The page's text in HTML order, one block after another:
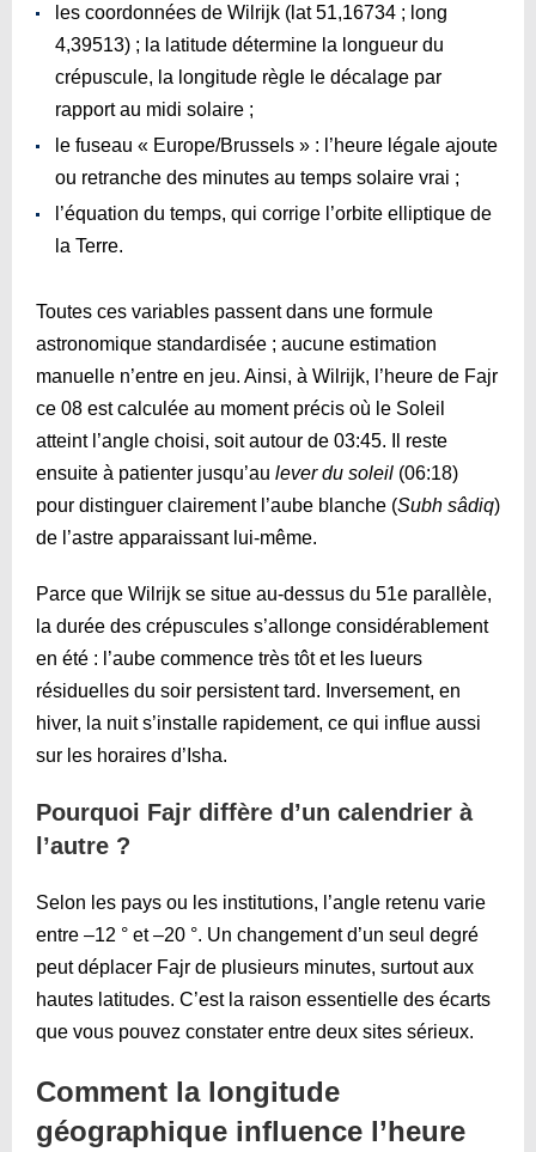
les coordonnées de Wilrijk (lat 51,16734 ; long
4,39513) ; la latitude détermine la longueur du
crépuscule, la longitude règle le décalage par
rapport au midi solaire ;
le fuseau « Europe/Brussels » : l’heure légale ajoute
ou retranche des minutes au temps solaire vrai ;
l’équation du temps, qui corrige l’orbite elliptique de
la Terre.
Toutes ces variables passent dans une formule
astronomique standardisée ; aucune estimation
manuelle n’entre en jeu. Ainsi, à Wilrijk, l’heure de Fajr
ce 08 est calculée au moment précis où le Soleil
atteint l’angle choisi, soit autour de 03:45. Il reste
ensuite à patienter jusqu’au lever du soleil (06:18)
pour distinguer clairement l’aube blanche (Subh sâdiq)
de l’astre apparaissant lui-même.
Parce que Wilrijk se situe au-dessus du 51e parallèle,
la durée des crépuscules s’allonge considérablement
en été : l’aube commence très tôt et les lueurs
résiduelles du soir persistent tard. Inversement, en
hiver, la nuit s’installe rapidement, ce qui influe aussi
sur les horaires d’Isha.
Pourquoi Fajr diffère d’un calendrier à
l’autre ?
Selon les pays ou les institutions, l’angle retenu varie
entre –12 ° et –20 °. Un changement d’un seul degré
peut déplacer Fajr de plusieurs minutes, surtout aux
hautes latitudes. C’est la raison essentielle des écarts
que vous pouvez constater entre deux sites sérieux.
Comment la longitude
géographique influence l’heure